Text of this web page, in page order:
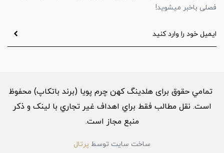
فصلی باخبر میشوید!
تمامي حقوق برای هلدینگ کهن چرم پویا (برند باتکاپ) محفوظ
است. نقل مطالب فقط براي اهداف غير تجاري با لینک و ذکر
منبع مجاز است.
ساخت سایت توسط پرتال